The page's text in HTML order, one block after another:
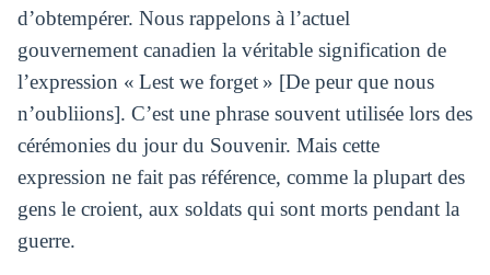
d’obtempérer. Nous rappelons à l’actuel
gouvernement canadien la véritable signification de
l’expression « Lest we forget » [De peur que nous
n’oubliions]. C’est une phrase souvent utilisée lors des
cérémonies du jour du Souvenir. Mais cette
expression ne fait pas référence, comme la plupart des
gens le croient, aux soldats qui sont morts pendant la
guerre.